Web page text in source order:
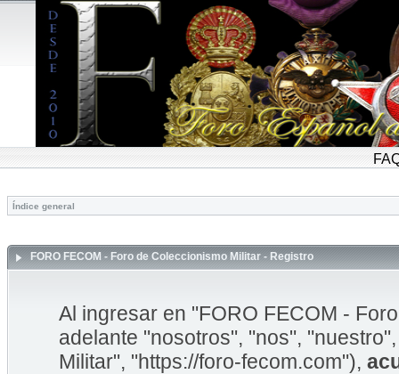
Índice general
FORO FECOM - Foro de Coleccionismo Militar - Registro
Al ingresar en "FORO FECOM -
adelante "nosotros", "nos",
Militar", "https://foro-fecom.com"),